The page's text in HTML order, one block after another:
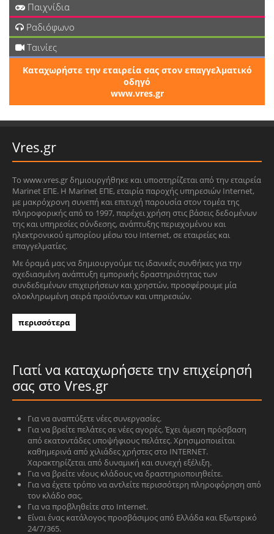
Παιχνίδια
Ραδιόφωνο
Ταινίες
Καταχωρήστε την εταιρεία σας στον επαγγελματικό
οδηγό
www.vres.gr
Vres.gr
Το www.vres.gr δημιουργήθηκε και υποστηρίζεται από την εταιρεία
Marinet ΕΠΕ. Η Marinet ΕΠΕ, εταιρία παροχής υπηρεσιών Internet,
με μακρόχρονη συνεπή και επιτυχή παρουσία στον τομέα της
πληροφορικής από το 1997, παρέχει χρήση στις βάσεις δεδομένων
της και υπηρεσίες σύνδεσης, ανάπτυξης περιεχομένου και
ηλεκτρονικού εμπορίου μέσω του Internet, σε εταιρείες και
επαγγελματίες.
Με όραμά μας να δημιουργούμε τις ιδανικές συνθήκες για την
σχεδιασμένη ανάπτυξη εμπορικής δραστηριότητας των
συνδεδεμένων επιχειρήσεων και χρηστών, προσφέρουμε μία
ολοκληρωμένη σειρά προϊόντων και υπηρεσιών.
περισσότερα
Γιατί να καταχωρήσετε την επιχείρησή
σας στο Vres.gr
Για να αναπτύξετε νέες συνεργασίες.
Για να βρείτε πελάτες σε νέες αγορές. Έχει άμεση πρόσβαση
από εκατοντάδες υποψήφιους πελάτες. Χρησιμοποιείται
καθημερινά από χιλιάδες χρήστες στο INTERNET.
Χαρακτηρίζεται από δυναμική και συνεχή εξέλιξη.
Για να βρείτε νέους κλάδους να δραστηριοποιηθείτε.
Για να έχετε τρόπο να αντλείτε περισσότερη πληροφόρηση από
τον κλάδο σας.
Για να προβληθείτε στο Internet.
Είναι ένας κατάλογος προσβάσιμος από Ελλάδα και Εξωτερικό
24/7/365.